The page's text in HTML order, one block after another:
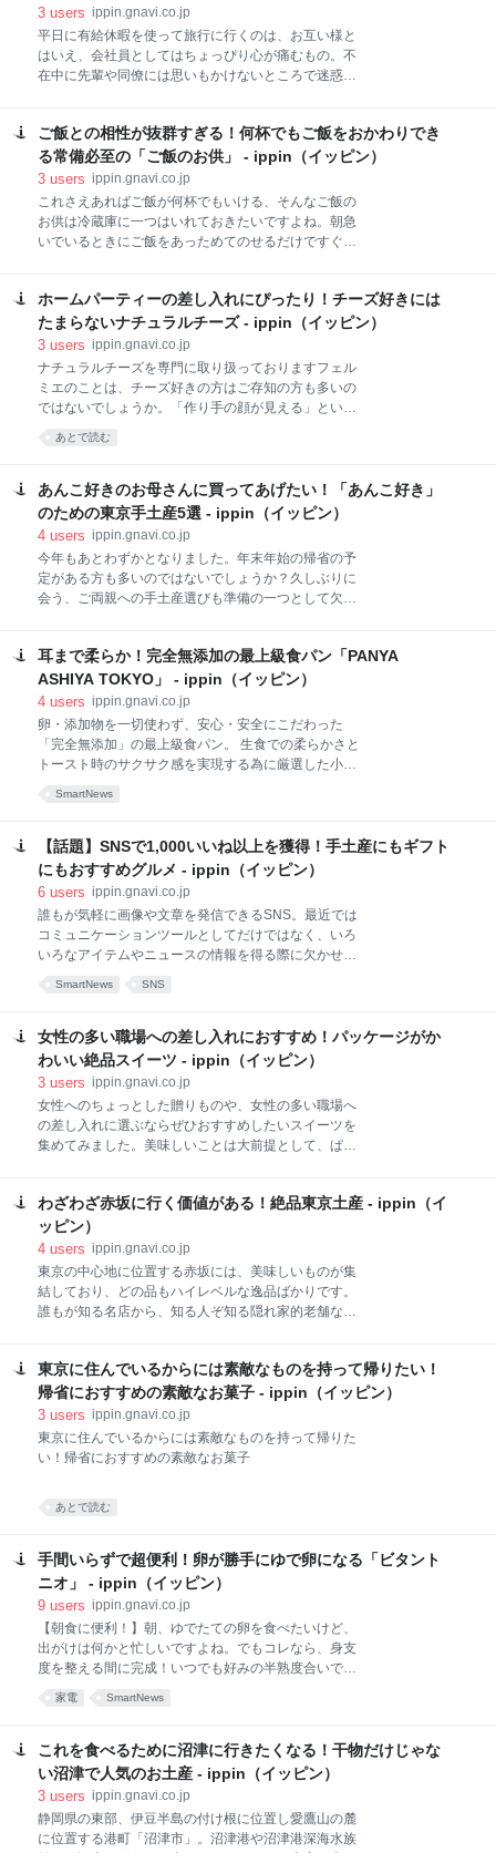
らわれない逸品に触れると、ほっとするかもしれませ
ん。ぜひチェックしてみてくださいね。
3 users ippin.gnavi.co.jp
平日に有給休暇を使って旅行に行くのは、お互い様と
はいえ、会社員としてはちょっぴり心が痛むもの。不
在中に先輩や同僚には思いもかけないところで迷惑を
のはこちら、「六花のつゆ」。「マルセイバターサン
ド」で有名な『六花亭』で、ブランドの威力は折り紙
つき。『六花亭』を代表する包装紙のような缶のケー
スには、昔懐かしいウイスキーボンボンがカラフルに
きれいに並んでいて、大好評でした。
ご飯との相性が抜群すぎる！何杯でもご飯をおかわりでき
る常備必至の「ご飯のお供」 - ippin（イッピン）
3 users ippin.gnavi.co.jp
これさえあればご飯が何杯でもいける、そんなご飯の
お供は冷蔵庫に一つはいれておきたいですよね。朝急
いでいるときにご飯をあっためてのせるだけですぐに
やいくらなど、ちょっと贅沢なものから、定番の海苔
まで、読んでいるだけでご飯がたべたくなるようなこ
だわりの一品をピックアップしています。ぜひ参にし
てみてください。
ホームパーティーの差し入れにぴったり！チーズ好きには
たまらないナチュラルチーズ - ippin（イッピン）
3 users ippin.gnavi.co.jp
ナチュラルチーズを専門に取り扱っておりますフェル
ミエのことは、チーズ好きの方はご存知の方も多いの
ではないでしょうか。「作り手の顔が見える」という
ことにこだわり、フランスのパリやイタリアのミラノ
を中心に、およそ200種類のナチュラルチーズを取り
のフェルミエのチーズたちではありますが、そこから
さらに厳選して、是非試していただきたいウォッシュ
チーズをご紹介します。
あとで読む
あんこ好きのお母さんに買ってあげたい！「あんこ好き」
のための東京手土産5選 - ippin（イッピン）
4 users ippin.gnavi.co.jp
今年もあとわずかとなりました。年末年始の帰省の予
定がある方も多いのではないでしょうか？久しぶりに
会う、ご両親への手土産選びも準備の一つとして欠か
たお母さんへ、ホッと一息つくことができる、あんこ
を使ったお菓子をプレゼントしませんか？東京でしか
なかなか買えないお土産であれば、さらに喜ばれるこ
と間違いなしです。
耳まで柔らか！完全無添加の最上級食パン「PANYA
ASHIYA TOKYO」 - ippin（イッピン）
4 users ippin.gnavi.co.jp
卵・添加物を一切使わず、安心・安全にこだわった
「完全無添加」の最上級食パン。 生食での柔らかさと
トースト時のサクサク感を実現する為に厳選した小麦
「PREMIUM」の2種類あり、毎日100本ずつ焼かれて
います。
SmartNews
【話題】SNSで1,000いいね以上を獲得！手土産にもギフト
にもおすすめグルメ - ippin（イッピン）
6 users ippin.gnavi.co.jp
誰もが気軽に画像や文章を発信できるSNS。最近では
コミュニケーションツールとしてだけではなく、いろ
いろなアイテムやニュースの情報を得る際に欠かせな
ん。そこで今回はSNSの中でも世界的に多くの人々が
利用するfacebookに着目。「いいね」を1000以上獲得
しているアイテムをピックアップしましたのでチェッ
SmartNews SNS
女性の多い職場への差し入れにおすすめ！パッケージがか
わいい絶品スイーツ - ippin（イッピン）
3 users ippin.gnavi.co.jp
女性へのちょっとした贈りものや、女性の多い職場へ
の差し入れに選ぶならぜひおすすめしたいスイーツを
集めてみました。美味しいことは大前提として、ぱっ
難な商品など、これを選べば女性からの評価がグンと
上がる６品をご紹介します。 材料の半分に野菜が使わ
れているのです！ケーキのような、パンのような、そ
のどちらでもないような新しいジャンルを思わせるパ
ウンドケーキ。それが「VEGGI de PAN」です。素材
の味が生かされた自然な甘みは、砂糖や甘味料を一切
れています。使われている野菜は、国内の有機栽培・
自然栽培の農家から仕入れたものだけという徹底ぶ
り。「VEGGI de PAN」は、トータルダイエットカウ
ンセラーの大
わざわざ赤坂に行く価値がある！絶品東京土産 - ippin（イ
ッピン）
4 users ippin.gnavi.co.jp
東京の中心地に位置する赤坂には、美味しいものが集
結しており、どの品もハイレベルな逸品ばかりです。
誰もが知る名店から、知る人ぞ知る隠れ家的老舗な
は、一見高級そうなイメージですが、比較的手の届き
やすい価格設定です。今回は、そんな赤坂の価値ある
オススメ手土産５品をご紹介いたします。きっと喜ば
れること間違いないでしょう！ 長きに渡って愛され続
けているトップスのケーキは、チョコレートクリーム
プルでありながら濃厚なチョコレートクリームは、ス
おり、トップスでしか食べられない格別な味わいで
す。スポンジケーキとチョコレートクリームの配分が
絶妙にマッチしており、飽きのこないま
東京に住んでいるからには素敵なものを持って帰りたい！
帰省におすすめの素敵なお菓子 - ippin（イッピン）
3 users ippin.gnavi.co.jp
東京に住んでいるからには素敵なものを持って帰りた
い！帰省におすすめの素敵なお菓子
あとで読む
手間いらずで超便利！卵が勝手にゆで卵になる「ビタント
ニオ」 - ippin（イッピン）
9 users ippin.gnavi.co.jp
【朝食に便利！】朝、ゆでたての卵を食べたいけど、
出がけは何かと忙しいですよね。でもコレなら、身支
度を整える間に完成！いつでも好みの半熟度合いで、
アツアツ卵が食べられます。 【茹でるより、蒸す】少
量の水でスチーム調理するので、栄養も高く、黄身の
味しい」が1番ですよね！ 【卵の数】ゆで卵を1個だけ
作るのって、案外めんどうですよね～。これは1個か
ら７個まで、好きな数でOK。しかも、自分で作るより
なしが嬉しい（笑）。サラダに、タルタルソースに、
お弁当にと、うちでは週3ペースで大活躍。自分では
家電 SmartNews
これを食べるために沼津に行きたくなる！干物だけじゃな
い沼津で人気のお土産 - ippin（イッピン）
3 users ippin.gnavi.co.jp
静岡県の東部、伊豆半島の付け根に位置し愛鷹山の麓
に位置する港町「沼津市」。沼津港や沼津港深海水族